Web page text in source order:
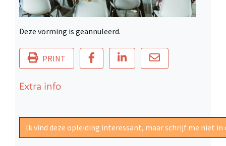
Deze vorming is geannuleerd.
PRINT
Extra info
Ik vind deze opleiding interessant, maar schrijf me niet